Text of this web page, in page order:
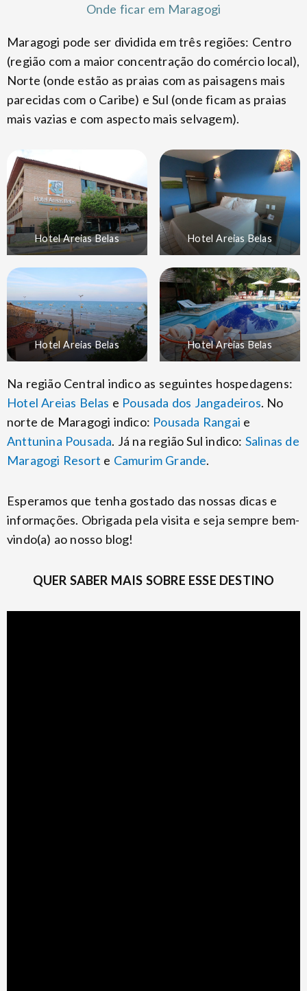
Onde ficar em Maragogi
Maragogi pode ser dividida em três regiões: Centro
(região com a maior concentração do comércio local),
Norte (onde estão as praias com as paisagens mais
parecidas com o Caribe) e Sul (onde ficam as praias
mais vazias e com aspecto mais selvagem).
Hotel Areias Belas Hotel Areias Belas
Hotel Areias Belas Hotel Areias Belas
Na região Central indico as seguintes hospedagens:
Hotel Areias Belas e Pousada dos Jangadeiros. No
norte de Maragogi indico: Pousada Rangai e
Anttunina Pousada. Já na região Sul indico: Salinas de
Maragogi Resort e Camurim Grande.
Esperamos que tenha gostado das nossas dicas e
informações. Obrigada pela visita e seja sempre bem-
vindo(a) ao nosso blog!
QUER SABER MAIS SOBRE ESSE DESTINO